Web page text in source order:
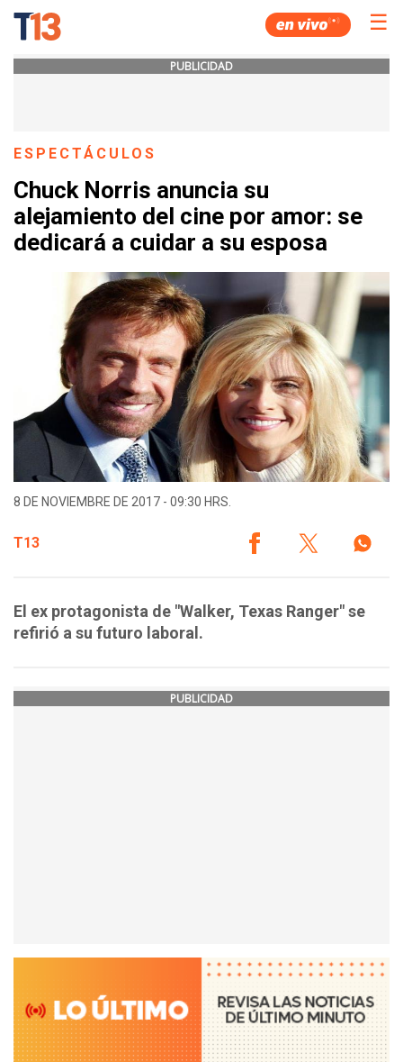
☰
PUBLICIDAD
ESPECTÁCULOS
Chuck Norris anuncia su
alejamiento del cine por amor: se
dedicará a cuidar a su esposa
8 DE NOVIEMBRE DE 2017 - 09:30 HRS.
T13
El ex protagonista de "Walker, Texas Ranger" se
refirió a su futuro laboral.
PUBLICIDAD